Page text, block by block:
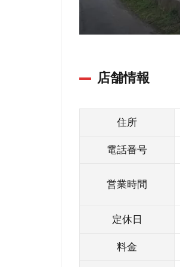
店舗情報
住所
電話番号
営業時間
定休日
料金